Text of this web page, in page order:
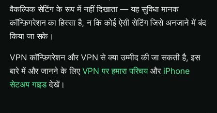
वैकल्पिक सेटिंग के रूप में नहीं दिखाता — यह सुविधा मानक
कॉन्फ़िगरेशन का हिस्सा है, न कि कोई ऐसी सेटिंग जिसे अनजाने में बंद
किया जा सके।
VPN कॉन्फ़िगरेशन और VPN से क्या उम्मीद की जा सकती है, इस
बारे में और जानने के लिए VPN पर हमारा परिचयऔर iPhone
सेटअप गाइडदेखें।